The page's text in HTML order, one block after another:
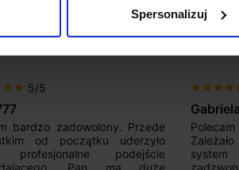
Spersonalizuj
star star 5/5
bardzo zadowolony. Przede
od początku uderzyło
profesjonalne podejście
Pan ma duże
star star star star
Polecam